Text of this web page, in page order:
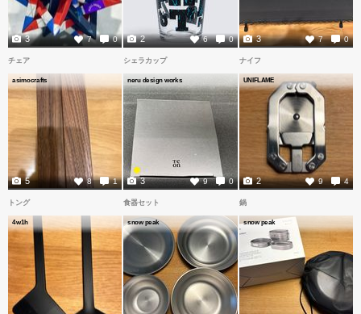
7 0
3 6 0
2 7 0
3
チェア
asimocrafts
8 1
5
シェラカップ
neru design works
9 0
3
ナイフ
UNIFLAME
9 4
2
トング
4w1h
食器セット
snow peak
鍋
snow peak